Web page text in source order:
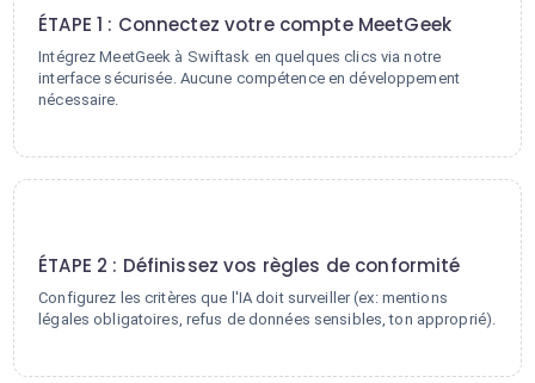
ÉTAPE 1 : Connectez votre compte MeetGeek
Intégrez MeetGeek à Swiftask en quelques clics via notre
interface sécurisée. Aucune compétence en développement
nécessaire.
ÉTAPE 2 : Définissez vos règles de conformité
Configurez les critères que l'IA doit surveiller (ex: mentions
légales obligatoires, refus de données sensibles, ton approprié).